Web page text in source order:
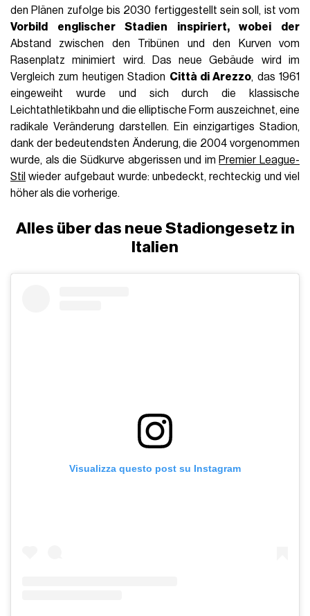
den Plänen zufolge bis 2030 fertiggestellt sein soll, ist vom
Vorbild englischer Stadien inspiriert, wobei der
Abstand zwischen den Tribünen und den Kurven vom
Rasenplatz minimiert wird. Das neue Gebäude wird im
Vergleich zum heutigen Stadion Città di Arezzo, das 1961
eingeweiht wurde und sich durch die klassische
Leichtathletikbahn und die elliptische Form auszeichnet, eine
radikale Veränderung darstellen. Ein einzigartiges Stadion,
dank der bedeutendsten Änderung, die 2004 vorgenommen
wurde, als die Südkurve abgerissen und im Premier League-
Stil wieder aufgebaut wurde: unbedeckt, rechteckig und viel
höher als die vorherige.
Alles über das neue Stadiongesetz in
Italien
Visualizza questo post su Instagram